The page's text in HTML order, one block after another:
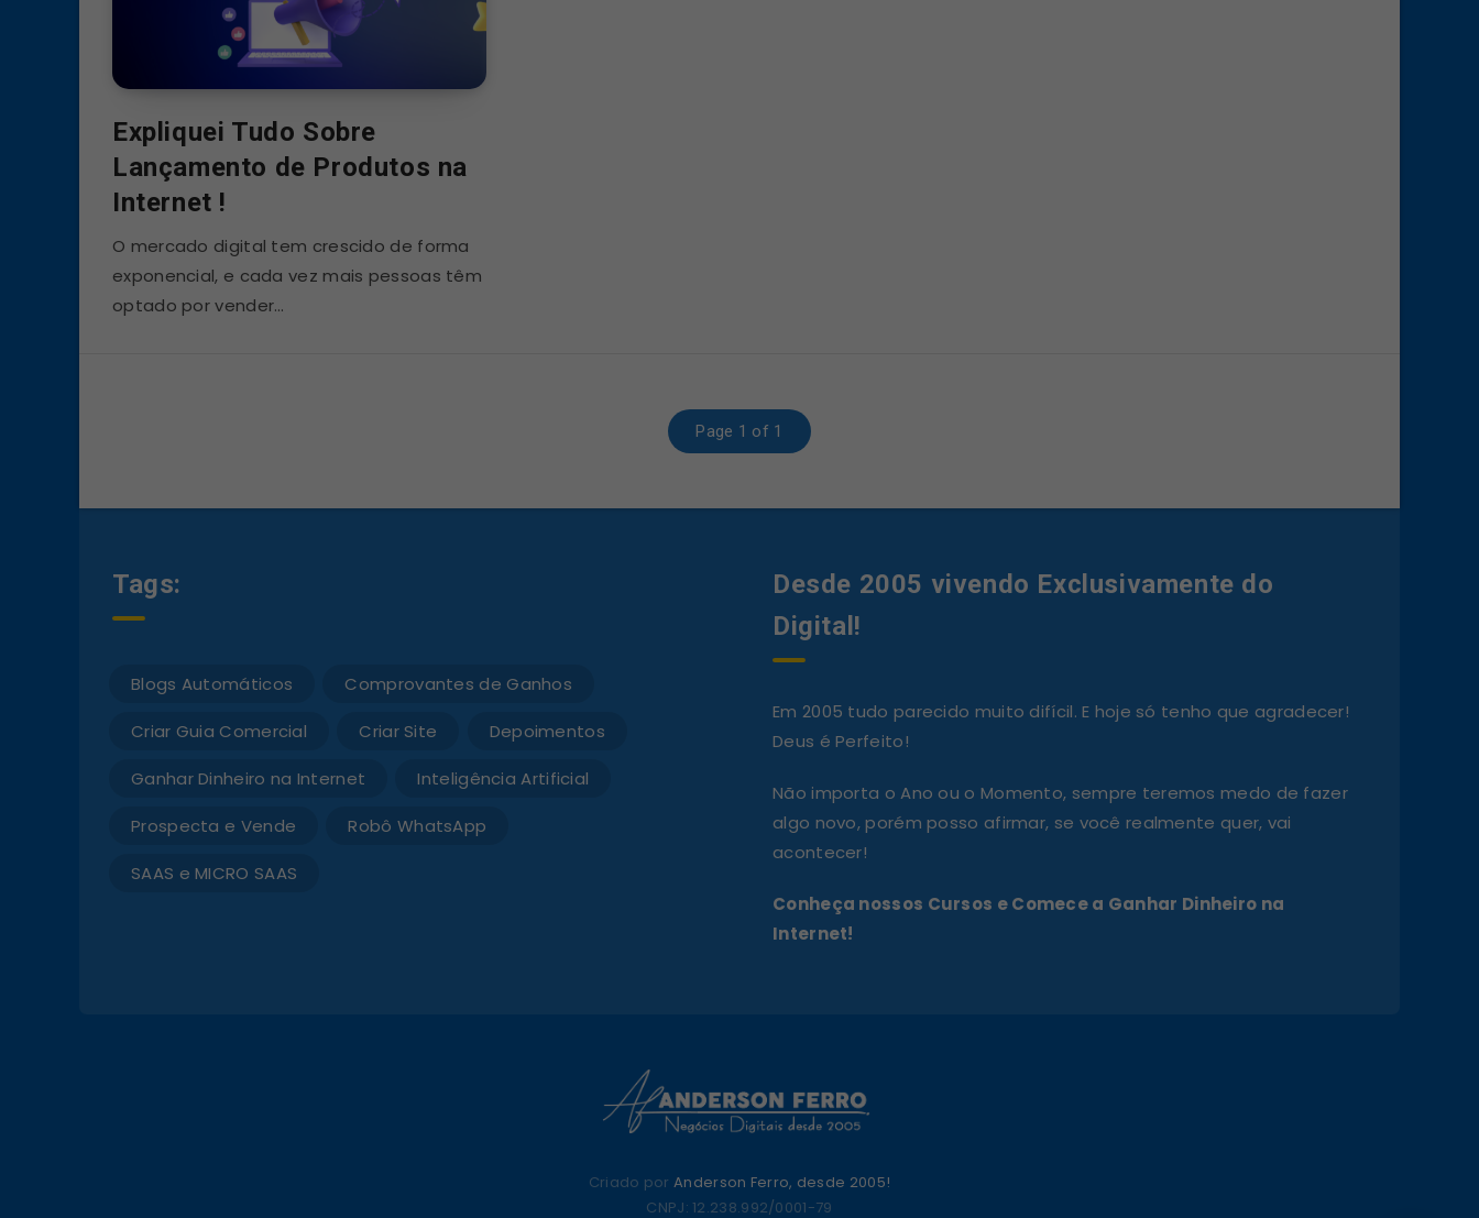
Expliquei Tudo Sobre
Lançamento de Produtos na
Internet !
O mercado digital tem crescido de forma
exponencial, e cada vez mais pessoas têm
optado por vender…
Page 1 of 1
Tags:
Blogs Automáticos Comprovantes de Ganhos
Criar Guia Comercial Criar Site Depoimentos
Ganhar Dinheiro na Internet Inteligência Artificial
Prospecta e Vende Robô WhatsApp
SAAS e MICRO SAAS
Desde 2005 vivendo Exclusivamente do
Digital!
Em 2005 tudo parecido muito difícil. E hoje só tenho que agradecer!
Deus é Perfeito!
Não importa o Ano ou o Momento, sempre teremos medo de fazer
algo novo, porém posso afirmar, se você realmente quer, vai
acontecer!
Conheça nossos Cursos e Comece a Ganhar Dinheiro na
Internet!
Criado porAnderson Ferro, desde 2005!
CNPJ: 12.238.992/0001-79